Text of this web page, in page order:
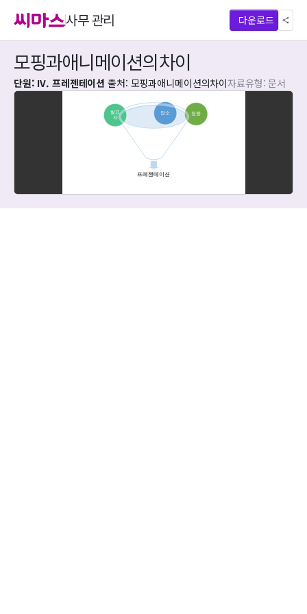
사무 관리 다운로드
모핑과애니메이션의차이
단원: IV. 프레젠테이션 출처: 모핑과애니메이션의차이자료유형: 문서